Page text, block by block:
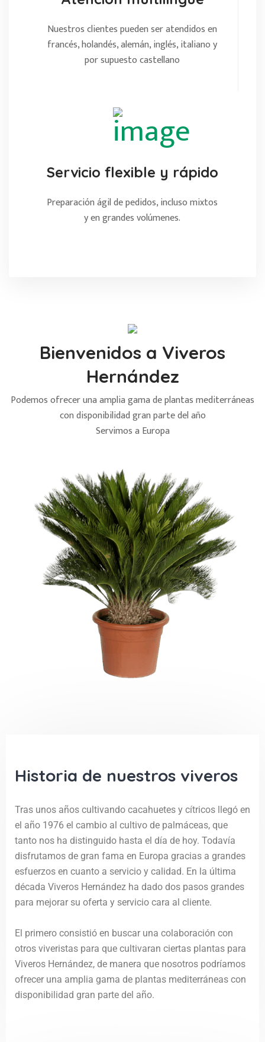
Nuestros clientes pueden ser atendidos en
francés, holandés, alemán, inglés, italiano y
por supuesto castellano
Servicio flexible y rápido
Preparación ágil de pedidos, incluso mixtos
y en grandes volúmenes.
Bienvenidos a Viveros
Hernández
Podemos ofrecer una amplia gama de plantas mediterráneas
con disponibilidad gran parte del año
Servimos a Europa
Historia de nuestros viveros
Tras unos años cultivando cacahuetes y cítricos llegó en
el año 1976 el cambio al cultivo de palmáceas, que
tanto nos ha distinguido hasta el día de hoy. Todavía
disfrutamos de gran fama en Europa gracias a grandes
esfuerzos en cuanto a servicio y calidad. En la última
década Viveros Hernández ha dado dos pasos grandes
para mejorar su oferta y servicio cara al cliente.
El primero consistió en buscar una colaboración con
otros viveristas para que cultivaran ciertas plantas para
Viveros Hernández, de manera que nosotros podríamos
ofrecer una amplia gama de plantas mediterráneas con
disponibilidad gran parte del año.